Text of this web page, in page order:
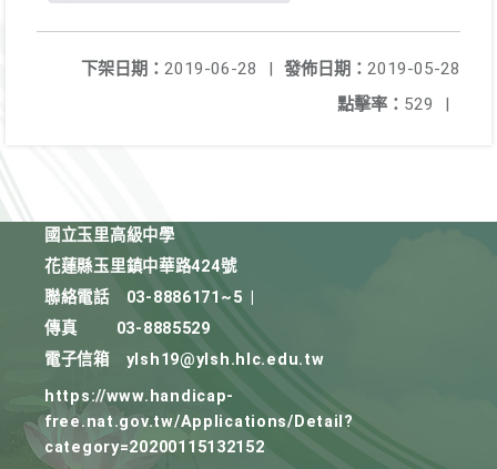
發佈日期： 2019-05-28
下架日期： 2019-06-28
|
點擊率： 529 |
國立玉里高級中學
花蓮縣玉里鎮中華路424號
聯絡電話
03-8886171~5
傳真
03-8885529
電子信箱
ylsh19@ylsh.hlc.edu.tw
https://www.handicap-
free.nat.gov.tw/Applications/Detail?
category=20200115132152